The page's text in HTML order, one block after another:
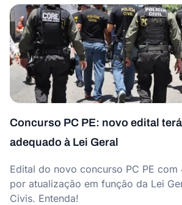
Concurso PC PE: novo edital
adequado à Lei Geral
Edital do novo concurso PC PE com
por atualização em função da Lei
Civis. Entenda!